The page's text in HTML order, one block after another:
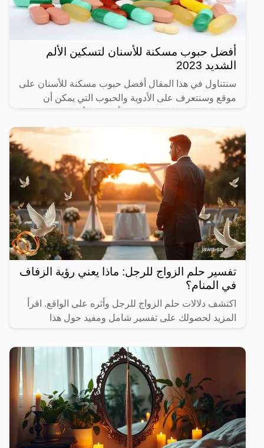
أفضل حبوب مسكنة للأسنان لتسكين الألم
الشديد 2023
سنتناول في هذا المقال أفضل حبوب مسكنة للأسنان على
موقع وسنتعرف على الأدوية والحبوب التي يمكن أن
المسكنات
تفسير حلم الزواج للرجل: ماذا يعني رؤية الزفاف
في المنام؟
اكتشف دلالات حلم الزواج للرجل وأثره على الواقع. اقرأ
المزيد لحصولك على تفسير شامل ومفيد حول هذا